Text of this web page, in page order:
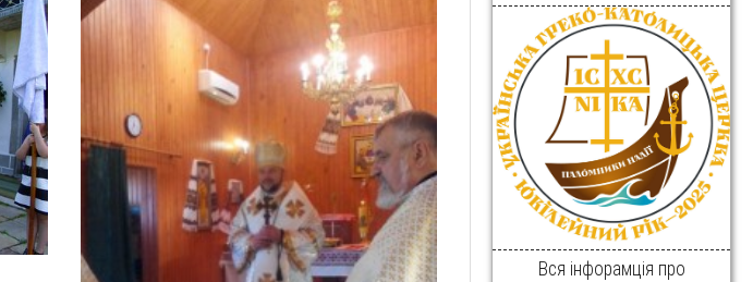
Вся інфорамція про